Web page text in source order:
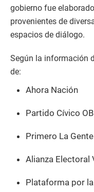
gobierno fue
provenientes de
espacios de diálogo.
Según la información
de:
Ahora Nación
Partido Cívico
Primero La Gente
Alianza Electoral
Plataforma por